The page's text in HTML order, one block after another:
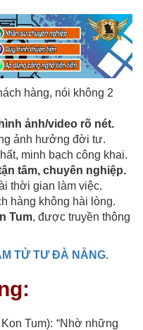
hàng, nói không 2
ảnh/video rõ nét.
ảnh hưởng đời tư.
minh bạch công khai.
tâm, chuyên nghiệp.
thời gian làm việc.
hàng không hài lòng.
Tum, được truyền thông
TỬ TƯ ĐÀ NẴNG.
Tum): “Nhờ những